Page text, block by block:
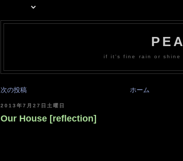
if it's fine rain or shine
次の投稿 ホーム
2013年7月27日土曜日
Our House [reflection]